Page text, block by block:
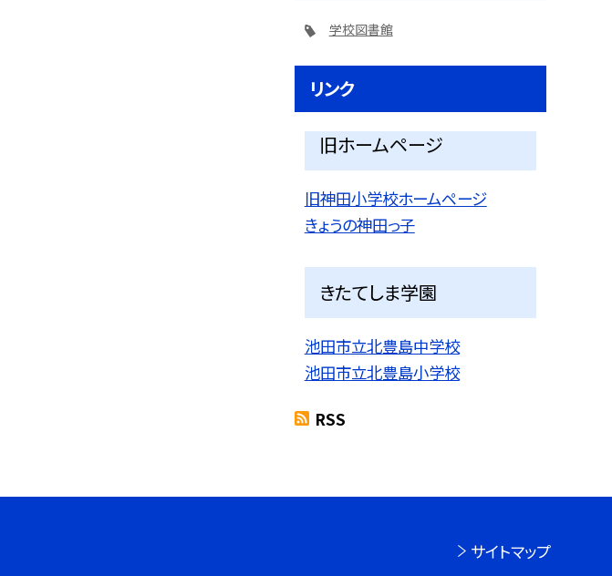
学校図書館
リンク
旧ホームページ
旧神田小学校ホームページ
きょうの神田っ子
きたてしま学園
池田市立北豊島中学校
池田市立北豊島小学校
RSS
サイトマップ